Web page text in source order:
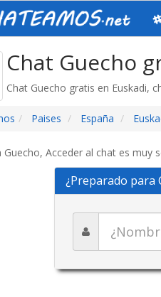
Chat Guecho
Chat Guecho gratis en Euskadi,
Paises España
Guecho, Acceder al chat es
¿Preparado para